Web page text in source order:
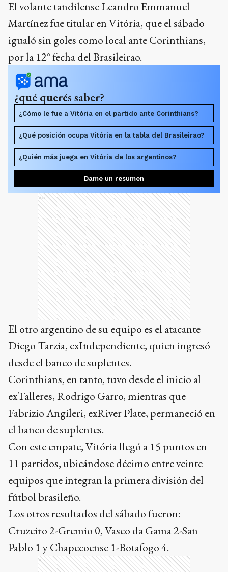
El volante tandilense Leandro Emmanuel
Martínez fue titular en Vitória, que el sábado
igualó sin goles como local ante Corinthians,
por la 12° fecha del Brasileirao.
¿qué querés saber?
¿Cómo le fue a Vitória en el partido ante Corinthians?
¿Qué posición ocupa Vitória en la tabla del Brasileirao?
¿Quién más juega en Vitória de los argentinos?
Dame un resumen
Ads
El otro argentino de su equipo es el atacante
Diego Tarzia, exIndependiente, quien ingresó
desde el banco de suplentes.
Corinthians, en tanto, tuvo desde el inicio al
exTalleres, Rodrigo Garro, mientras que
Fabrizio Angileri, exRiver Plate, permaneció en
el banco de suplentes.
Con este empate, Vitória llegó a 15 puntos en
11 partidos, ubicándose décimo entre veinte
equipos que integran la primera división del
fútbol brasileño.
Los otros resultados del sábado fueron:
Cruzeiro 2-Gremio 0, Vasco da Gama 2-San
Pablo 1 y Chapecoense 1-Botafogo 4.
Ads